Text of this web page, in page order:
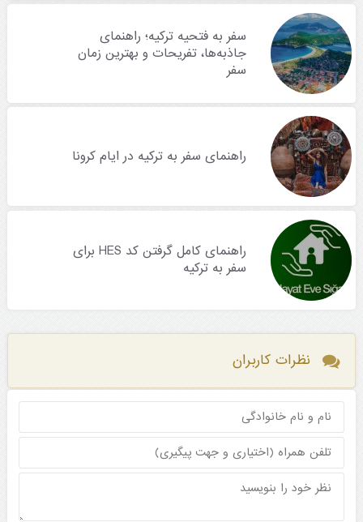
سفر به فتحیه ترکیه؛ راهنمای
جاذبه‌ها، تفریحات و بهترین زمان
سفر
راهنمای سفر به ترکیه در ایام کرونا
راهنمای کامل گرفتن کد HES برای
سفر به ترکیه
نظرات کاربران